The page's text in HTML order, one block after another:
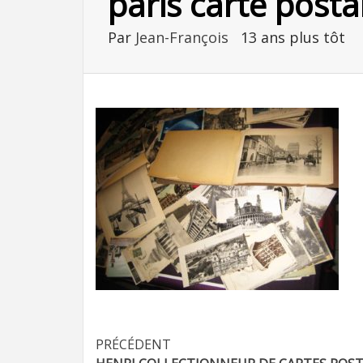
Par Jean-François 13 ans plus tôt
Navigation
PRÉCÉDENT